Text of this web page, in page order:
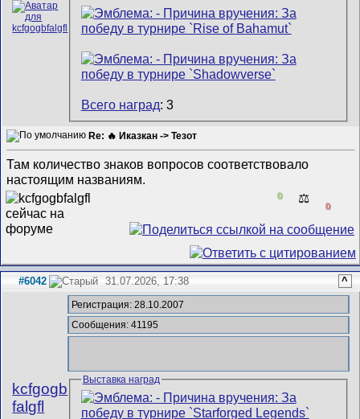
Всего наград: 3
Re: 🔥 Иказкан -> Тезот
Там количество знаков вопросов соответствовало
настоящим названиям.
0 ⚖️
0
#6042 31.07.2026, 17:38 ^
kcfgogb
falgfl
Регистрация: 28.10.2007
Сообщения: 41195
Выставка наград